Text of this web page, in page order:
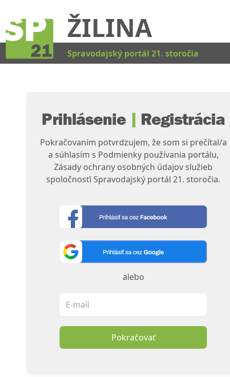
ŽILINA
Spravodajský portál 21. storočia
Prihlásenie | Registrácia
Pokračovaním potvrdzujem, že som si prečítal/a
a súhlasím s Podmienky používania portálu,
Zásady ochrany osobných údajov služieb
spoločnosťi Spravodajský portál 21. storočia.
alebo
Pokračovať